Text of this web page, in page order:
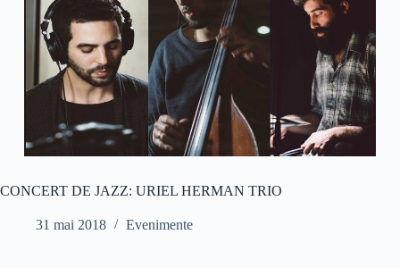
CONCERT DE JAZZ: URIEL HERMAN TRIO
31 mai 2018 Evenimente